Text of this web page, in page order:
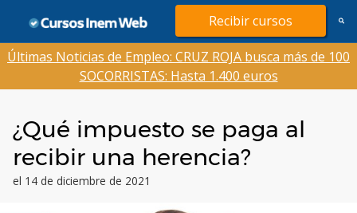
contenido
Recibir cursos
Últimas Noticias de Empleo: CRUZ ROJA busca más de 100
SOCORRISTAS: Hasta 1.400 euros
¿Qué impuesto se paga al
recibir una herencia?
el 14 de diciembre de 2021